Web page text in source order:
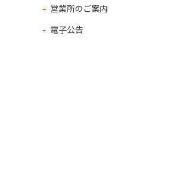
営業所のご案内
電子公告